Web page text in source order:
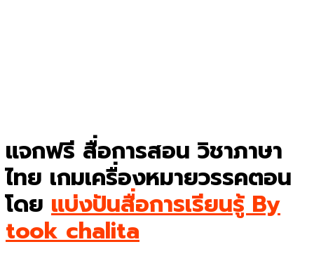
แจกฟรี สื่อการสอน วิชาภาษา
ไทย เกมเครื่องหมายวรรคตอน
โดย แบ่งปันสื่อการเรียนรู้ By
took chalita